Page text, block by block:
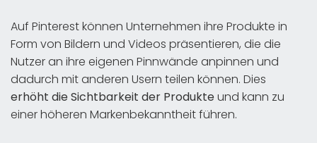
Auf Pinterest können Unternehmen ihre Produkte in
Form von Bildern und Videos präsentieren, die die
Nutzer an ihre eigenen Pinnwände anpinnen und
dadurch mit anderen Usern teilen können. Dies
erhöht die Sichtbarkeit der Produkteund kann zu
einer höheren Markenbekanntheit führen.